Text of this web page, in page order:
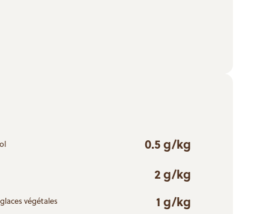
0.5 g/kg
2 g/kg
végétales 1 g/kg